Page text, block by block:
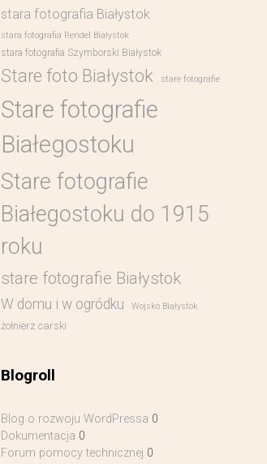
stara fotografia Białystok
stara fotografia Rendel Białystok
stara fotografia Szymborski Białystok
Stare foto Białystok stare fotografie
Stare fotografie
Białegostoku
Stare fotografie
Białegostoku do 1915
roku
stare fotografie Białystok
W domu i w ogródku Wojsko Białystok
żołnierz carski
Blogroll
Blog o rozwoju WordPressa 0
Dokumentacja 0
Forum pomocy technicznej 0